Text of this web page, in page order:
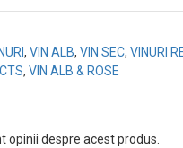
, VIN ALB, VIN SEC, VINURI
, VIN ALB & ROSE
opinii despre acest produs.